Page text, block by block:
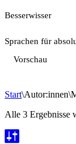
Besserwisser
Sprachen für
Vorschau
Start\Autor:innen\
Alle 3 Ergebnisse